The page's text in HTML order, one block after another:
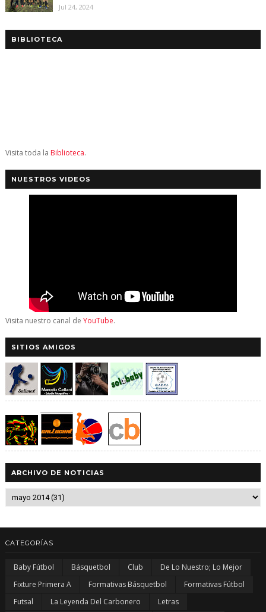
Jul 24, 2024
BIBLIOTECA
Visita toda la Biblioteca.
NUESTROS VIDEOS
Visita nuestro canal de YouTube.
SITIOS AMIGOS
ARCHIVO DE NOTICIAS
CATEGORÍAS
Baby Fútbol Básquetbol Club
De Lo Nuestro; Lo Mejor
Fixture Primera A
Formativas Básquetbol
Formativas Fútbol
Futsal
La Leyenda Del Carbonero
Letras